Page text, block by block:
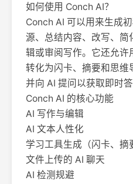
如何使用 Conch AI？
Conch AI 可以用来生成
源、总结内容、改写、简
辑或审阅写作。它还允许
转化为闪卡、摘要和思维
并向 AI 提问以获取即时答
Conch AI 的核心功能
AI 写作与编辑
AI 文本人性化
学习工具生成（闪卡、摘
文件上传的 AI 聊天
AI 检测规避